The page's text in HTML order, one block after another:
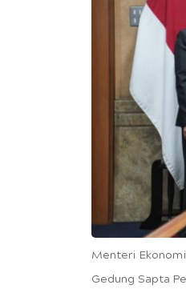
Menteri
Gedung Sapta